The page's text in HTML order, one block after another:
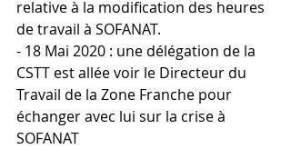
relative à la modification des heures
de travail à SOFANAT.
- 18 Mai 2020 : une délégation de la
CSTT est allée voir le Directeur du
Travail de la Zone Franche pour
échanger avec lui sur la crise à
SOFANAT